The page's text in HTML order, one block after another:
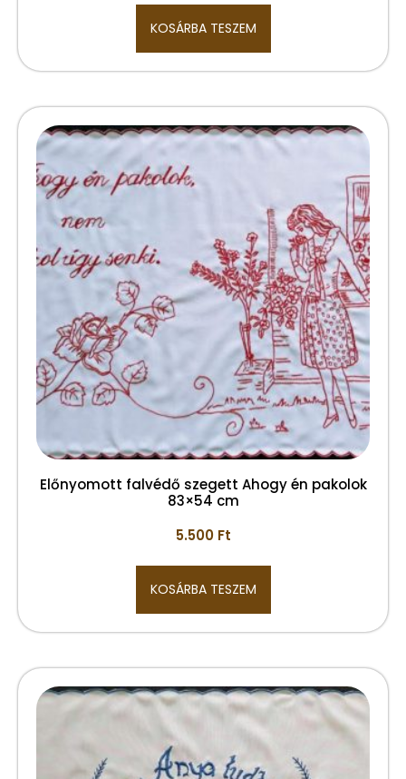
KOSÁRBA TESZEM
Előnyomott falvédő szegett Ahogy én pakolok
83×54 cm
5.500 Ft
KOSÁRBA TESZEM